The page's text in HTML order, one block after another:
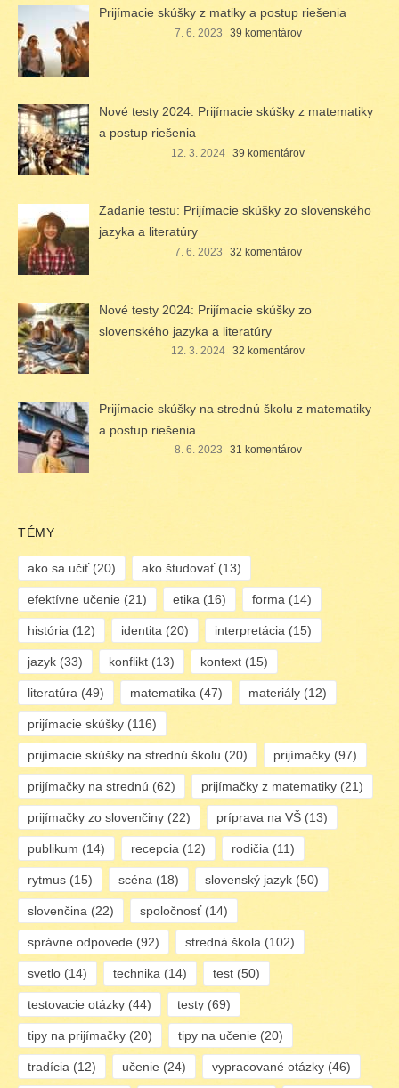
Prijímacie skúšky z matiky a postup riešenia
7. 6. 2023 39 komentárov
Nové testy 2024: Prijímacie skúšky z matematiky
a postup riešenia
12. 3. 2024 39 komentárov
Zadanie testu: Prijímacie skúšky zo slovenského
jazyka a literatúry
7. 6. 2023 32 komentárov
Nové testy 2024: Prijímacie skúšky zo
slovenského jazyka a literatúry
12. 3. 2024 32 komentárov
Prijímacie skúšky na strednú školu z matematiky
a postup riešenia
8. 6. 2023 31 komentárov
TÉMY
ako sa učiť(20) ako študovať(13)
efektívne učenie (21) etika (16) forma (14)
história (12) identita (20) interpretácia (15)
jazyk (33) konflikt(13) kontext(15)
literatúra (49) matematika (47) materiály(12)
prijímacie skúšky (116)
prijímacie skúšky na strednú školu (20) prijímačky(97)
prijímačky na strednú (62) prijímačky z matematiky(21)
prijímačky zo slovenčiny (22) príprava na VŠ(13)
publikum (14) recepcia (12) rodičia (11)
rytmus (15) scéna (18) slovenský jazyk(50)
slovenčina (22) spoločnosť(14)
správne odpovede (92) stredná škola (102)
svetlo (14) technika (14) test(50)
testovacie otázky (44) testy(69)
tipy na prijímačky (20) tipy na učenie (20)
tradícia (12) učenie (24) vypracované otázky(46)